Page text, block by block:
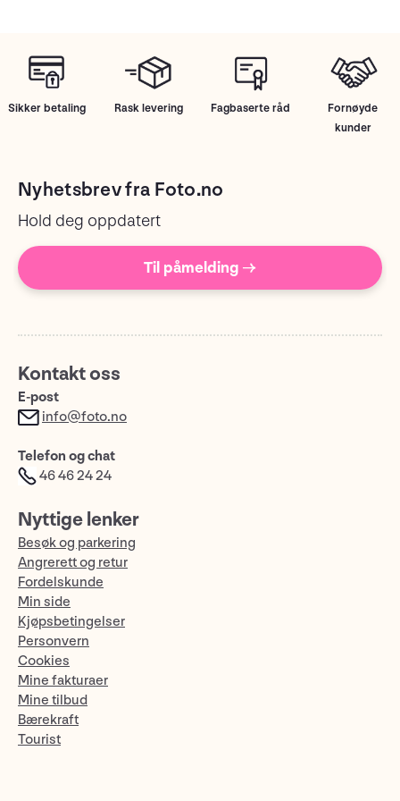
Sikker betaling Rask levering Fagbaserte råd
Fornøyde
kunder
Nyhetsbrev fra Foto.no
Hold deg oppdatert
Til påmelding →
Kontakt oss
E-post
info@foto.no
Telefon og chat
46 46 24 24
Nyttige lenker
Besøk og parkering
Angrerett og retur
Fordelskunde
Min side
Kjøpsbetingelser
Personvern
Cookies
Mine fakturaer
Mine tilbud
Bærekraft
Tourist